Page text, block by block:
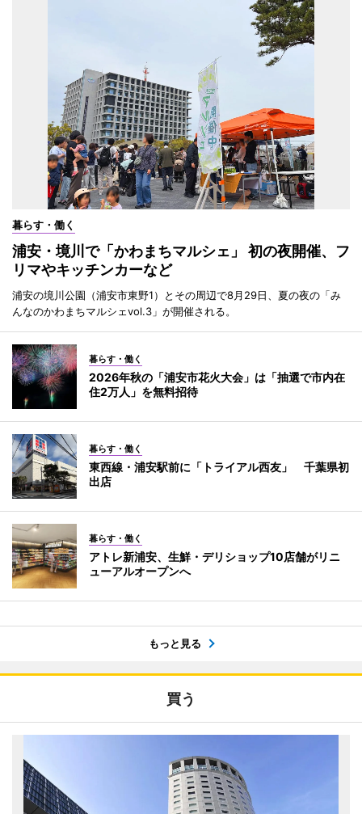
暮らす・働く
浦安・境川で「かわまちマルシェ」 初の夜開催、フ
リマやキッチンカーなど
浦安の境川公園（浦安市東野1）とその周辺で8月29日、夏の夜の「み
んなのかわまちマルシェvol.3」が開催される。
暮らす・働く
2026年秋の「浦安市花火大会」は「抽選で市内在
住2万人」を無料招待
暮らす・働く
東西線・浦安駅前に「トライアル西友」 千葉県初
出店
暮らす・働く
アトレ新浦安、生鮮・デリショップ10店舗がリニ
ューアルオープンへ
もっと見る
買う